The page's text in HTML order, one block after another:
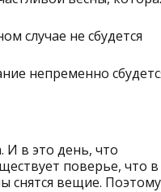
случае не сбудется
непременно
И в это день, что
поверье, что в
снятся вещие. Поэтому